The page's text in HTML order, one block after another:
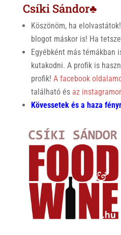
Csíki Sándor♣
Köszönöm, ha
blogot máskor is! Ha
Egyébként más témákban
kutakodni. A profik is
profik! A facebook
található ésaz
Kövessetek és a haza